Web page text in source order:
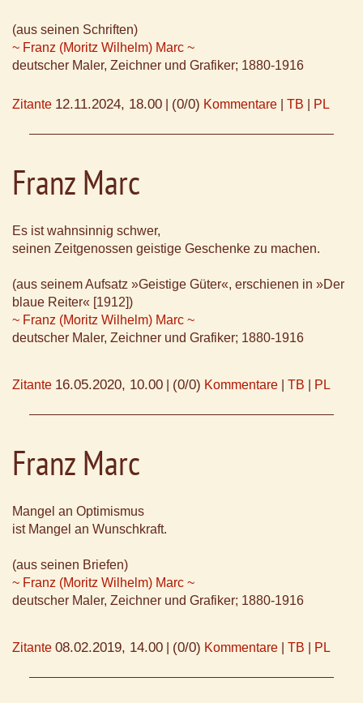
(aus seinen Schriften)
~ Franz (Moritz Wilhelm) Marc ~
deutscher Maler, Zeichner und Grafiker; 1880-1916
Zitante 12.11.2024, 18.00 (0/0) Kommentare TB PL
Franz Marc
Es ist wahnsinnig schwer,
seinen Zeitgenossen geistige Geschenke zu machen.
(aus seinem Aufsatz »Geistige Güter«, erschienen in »Der
blaue Reiter« [1912])
~ Franz (Moritz Wilhelm) Marc ~
deutscher Maler, Zeichner und Grafiker; 1880-1916
Zitante 16.05.2020, 10.00 (0/0) Kommentare TB PL
Franz Marc
Mangel an Optimismus
ist Mangel an Wunschkraft.
(aus seinen Briefen)
~ Franz (Moritz Wilhelm) Marc ~
deutscher Maler, Zeichner und Grafiker; 1880-1916
Zitante 08.02.2019, 14.00 (0/0) Kommentare TB PL